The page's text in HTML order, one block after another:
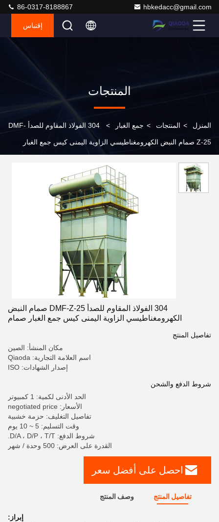
hbkedacc@gmail.com
86-0317-8188867
إقتباس
المنتجات
المنزل > المنتجات > جمع الغبار > 304 الفولاذ المقاوم للصدأ DMF-
Z-25 صمام النبض الكهرومغناطيسي الزاوية اليمنى كيس جمع الغبار
304 الفولاذ المقاوم للصدأ DMF-Z-25 صمام النبض
الكهرومغناطيسي الزاوية اليمنى كيس جمع الغبار صمام
تفاصيل المنتج
مكان المنشأ: الصين
اسم العلامة التجارية: Qiaoda
إصدار الشهادات: ISO
شروط الدفع والشحن
الحد الأدنى لكمية: 1 كمبيوتر
الأسعار: negotiated price
تفاصيل التغليف: حزمة خشبية
وقت التسليم: 5 ~ 10 يوم
شروط الدفع: D/A ، D/P ، T/T.
القدرة على العرض: 500 وحدة / شهر
احصل على أفضل سعر
تفاصيل المنتج وصف المنتج
إبراز: